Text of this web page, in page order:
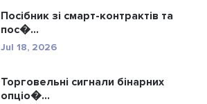
Посібник зі смарт-контрактів та
пос�...
Jul 18, 2026
Торговельні сигнали бінарних
опціо�...